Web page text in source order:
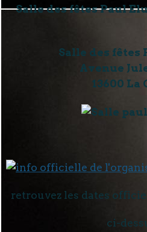
Salle des fêtes Paul
Salle des fêtes
Avenue
13600 La
retrouvez les dates
ci-